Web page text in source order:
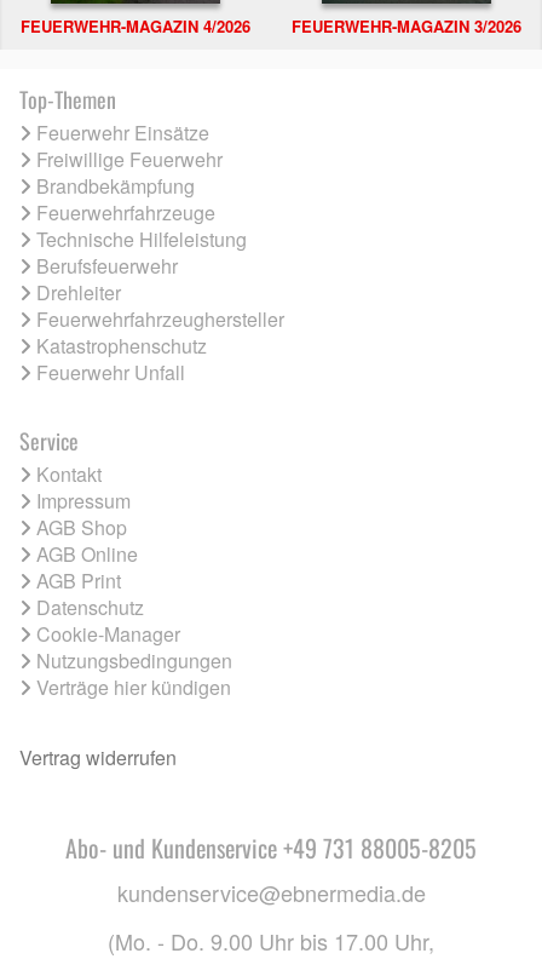
FEUERWEHR-MAGAZIN 4/2026 FEUERWEHR-MAGAZIN 3/2026
Top-Themen
Feuerwehr Einsätze
Freiwillige Feuerwehr
Brandbekämpfung
Feuerwehrfahrzeuge
Technische Hilfeleistung
Berufsfeuerwehr
Drehleiter
Feuerwehrfahrzeughersteller
Katastrophenschutz
Feuerwehr Unfall
Service
Kontakt
Impressum
AGB Shop
AGB Online
AGB Print
Datenschutz
Cookie-Manager
Nutzungsbedingungen
Verträge hier kündigen
Vertrag widerrufen
Abo- und Kundenservice +49 731 88005-8205
kundenservice@ebnermedia.de
(Mo. - Do. 9.00 Uhr bis 17.00 Uhr,